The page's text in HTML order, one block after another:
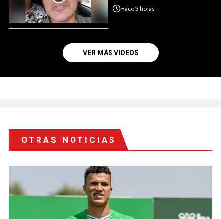
Hace3 horas
VER MÁS VIDEOS
OTRAS NOTICIAS